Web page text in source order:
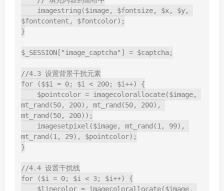
$fontcontent, $fontcolor);
}
$_SESSION["image_captcha"] = $captcha;
//4.3 设置背景干扰元素
for ($$i = 0; $i < 200; $i++) {
mt_rand(50, 200), mt_rand(50, 200),
mt_rand(50, 200));
mt_rand(1, 29), $pointcolor);
}
//4.4 设置干扰线
for ($i = 0; $i < 3; $i++) {